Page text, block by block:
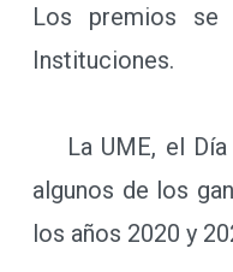
Los premios se
Instituciones.
La UME, el Día
algunos de los
los años 2020 y